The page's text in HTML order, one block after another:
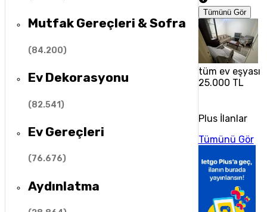
Mutfak Gereçleri & Sofra
(84.200)
Ev Dekorasyonu
(82.541)
Ev Gereçleri
(76.676)
Aydınlatma
Tümünü Gör
tüm ev eşyası
25.000 TL
Plus İlanlar
Tümünü Gör